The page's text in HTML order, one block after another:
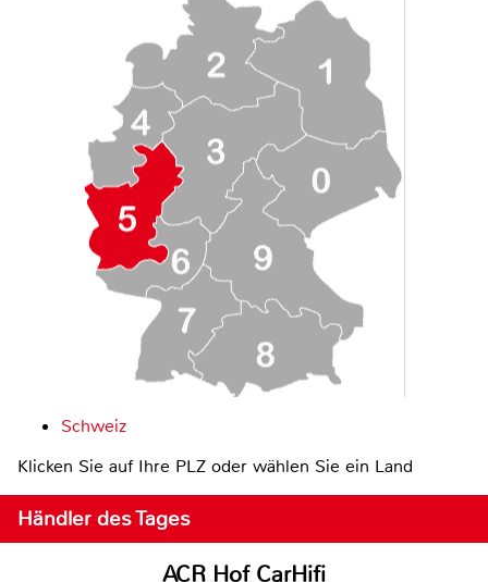
Schweiz
Klicken Sie auf Ihre PLZ oder wählen Sie ein Land
Händler des Tages
ACR Hof CarHifi